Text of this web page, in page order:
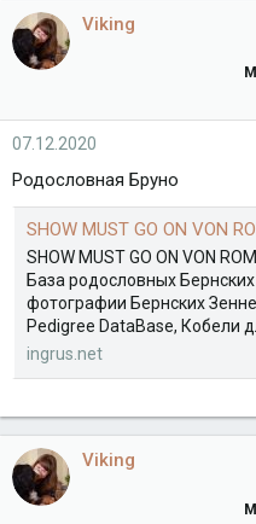
к
ц
и
Viking
07.12.2020
Родословная Бруно
SHOW MUST GO ON VON ROMANSHOF - База Родословных Бернских Зенненхундов - World Pedigree DataBase Berner
SHOW MUST GO ON VON
База родословных
фотографии Бернских
Pedigree DataBase, Кобели
ingrus.net
Viking